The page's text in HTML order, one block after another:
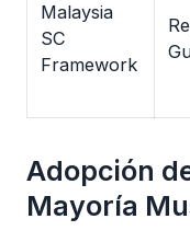
Malaysia
SC
Framework
Adopción
Mayoría